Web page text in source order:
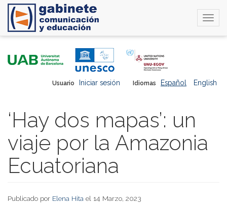
Idiomas Español English
Usuario Iniciar sesión
‘Hay dos mapas’: un
viaje por la Amazonia
Ecuatoriana
Publicado por Elena Hita el 14 Marzo, 2023